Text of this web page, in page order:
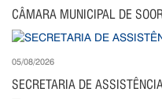
CÂMARA MUNICIPAL DE
05/08/2026
SECRETARIA DE